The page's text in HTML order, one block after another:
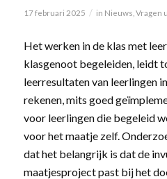
17 februari 2025 / in Nieuws Vragen
Het werken in de klas met
klasgenoot begeleiden, leidt
leerresultaten van leerlingen
rekenen, mits goed
voor leerlingen die begeleid
voor het maatje zelf.
dat het belangrijk is dat de
maatjesproject past bij het